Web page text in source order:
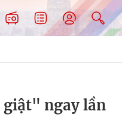
giật" ngay lần